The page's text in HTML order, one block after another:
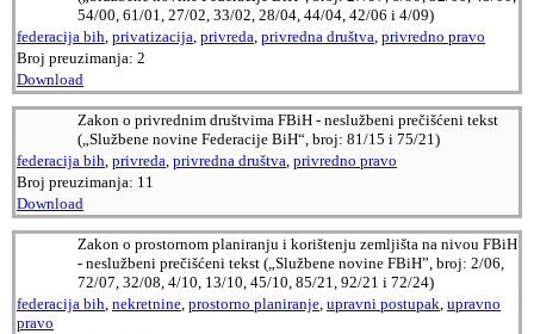
54/00, 61/01, 27/02, 33/02, 28/04, 44/04, 42/06 i 4/09)
federacija bih, privatizacija, privreda, privredna društva, privredno pravo
Broj preuzimanja: 2
Download
Zakon o privrednim društvima FBiH - neslužbeni prečišćeni tekst
(„Službene novine Federacije BiH“, broj: 81/15 i 75/21)
federacija bih, privreda, privredna društva, privredno pravo
Broj preuzimanja: 11
Download
Zakon o prostornom planiranju i korištenju zemljišta na nivou FBiH
- neslužbeni prečišćeni tekst („Službene novine FBiH”, broj: 2/06,
72/07, 32/08, 4/10, 13/10, 45/10, 85/21, 92/21 i 72/24)
federacija bih, nekretnine, prostorno planiranje, upravni postupak, upravno
pravo